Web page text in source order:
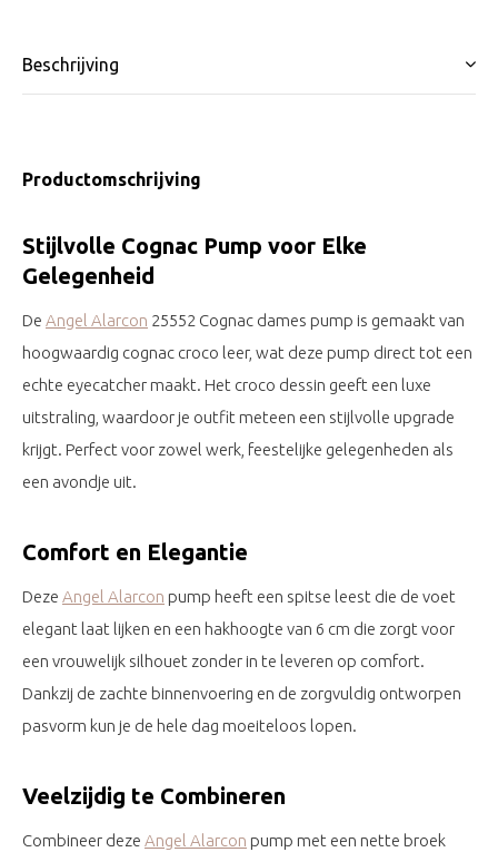
Beschrijving
Productomschrijving
Stijlvolle Cognac Pump voor Elke
Gelegenheid
De Angel Alarcon 25552 Cognac dames pump is gemaakt van
hoogwaardig cognac croco leer, wat deze pump direct tot een
echte eyecatcher maakt. Het croco dessin geeft een luxe
uitstraling, waardoor je outfit meteen een stijlvolle upgrade
krijgt. Perfect voor zowel werk, feestelijke gelegenheden als
een avondje uit.
Comfort en Elegantie
Deze Angel Alarcon pump heeft een spitse leest die de voet
elegant laat lijken en een hakhoogte van 6 cm die zorgt voor
een vrouwelijk silhouet zonder in te leveren op comfort.
Dankzij de zachte binnenvoering en de zorgvuldig ontworpen
pasvorm kun je de hele dag moeiteloos lopen.
Veelzijdig te Combineren
Combineer deze Angel Alarcon pump met een nette broek